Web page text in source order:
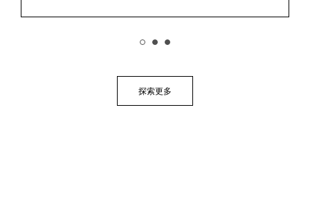
歷史敘事完美融合、相得益彰。
樹一幟的品牌底蘊，從1910年代初期作為義大利海軍指
術的神秘面紗，推出首個民用的Luminor系列，並完整呈
探索更多